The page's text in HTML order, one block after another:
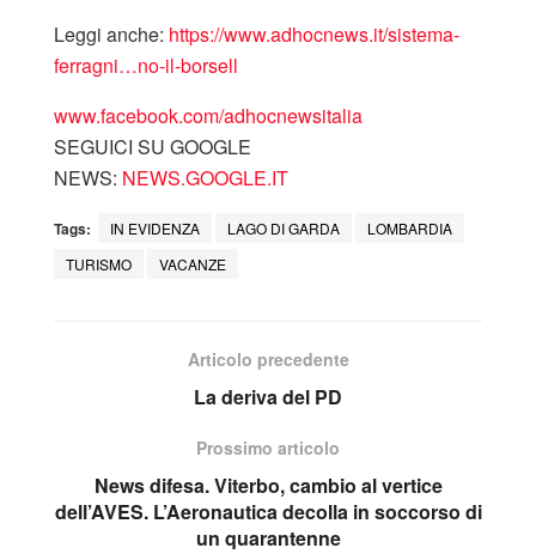
Leggi anche: https://www.adhocnews.it/sistema-
ferragni…no-il-borsell
www.facebook.com/adhocnewsitalia
SEGUICI SU GOOGLE
NEWS: NEWS.GOOGLE.IT
Tags: IN EVIDENZA LAGO DI GARDA
LOMBARDIA
TURISMO
VACANZE
Articolo precedente
La deriva del PD
Prossimo articolo
News difesa. Viterbo, cambio al vertice
dell’AVES. L’Aeronautica decolla in soccorso di
un quarantenne